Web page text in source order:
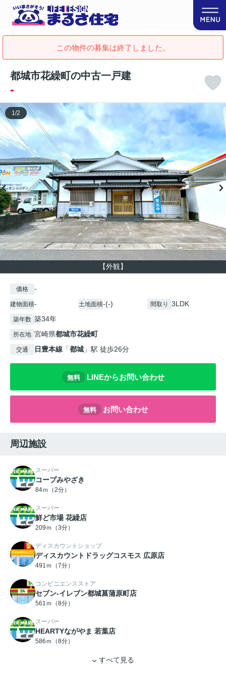
この物件の募集は終了しました。
都城市花繰町の中古一戸建
-
【外観】
1/2
価格 -
建物面積- 土地面積-(-) 間取り 3LDK
築年数 築34年
所在地 宮崎県都城市花繰町
交通 日豊本線 「都城 」駅 徒歩26分
無料 LINEからお問い合わせ
無料 お問い合わせ
周辺施設
スーパー
コープみやざき
84ｍ（2分）
スーパー
鮮ど市場 花繰店
209ｍ（3分）
ディスカウントショップ
ディスカウントドラッグコスモス 広原店
491ｍ（7分）
コンビニエンスストア
セブン-イレブン都城菖蒲原町店
561ｍ（8分）
スーパー
HEARTYながやま 若葉店
586ｍ（8分）
すべて見る